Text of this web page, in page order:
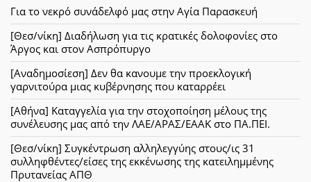
Για το νεκρό συνάδελφό μας στην Αγία Παρασκευή
[Θεσ/νίκη] Διαδήλωση για τις κρατικές δολοφονίες στο
Άργος και στον Ασπρόπυργο
[Αναδημοσίεση] Δεν θα κανουμε την προεκλογική
γαρνιτούρα μιας κυβέρνησης που καταρρέει
[Αθήνα] Καταγγελία για την στοχοποίηση μέλους της
συνέλευσης μας από την ΛΑΕ/ΑΡΑΣ/ΕΑΑΚ στο ΠΑ.ΠΕΙ.
[Θεσ/νίκη] Συγκέντρωση αλληλεγγύης στους/ις 31
συλληφθέντες/είσες της εκκένωσης της κατειλημμένης
Πρυτανείας ΑΠΘ